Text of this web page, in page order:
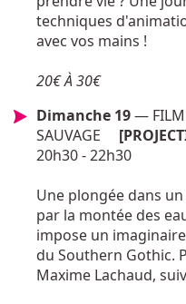
techniques
avec vos mains !
20€ À 30€
Dimanche 19— FILM
SAUVAGE
20h30 - 22h30
Une plongée dans
par la montée des
impose un
du Southern Gothic.
Maxime Lachaud,